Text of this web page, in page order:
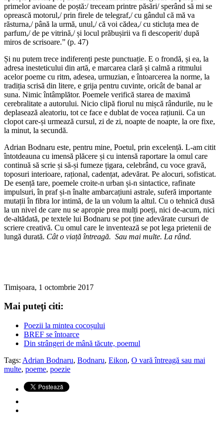
primelor avioane de poștă:/ treceam printre păsări/ sperând să mi se
oprească motorul,/ prin firele de telegraf,/ cu gândul că mă va
răsturna,/ până la urmă, unul,/ că voi cădea,/ cu sticluța mea de
parfum,/ de pe vitrină,/ și locul prăbușirii va fi descoperit/ după
miros de scrisoare.” (p. 47)
Și nu putem trece indiferenți peste punctuație. E o frondă, și ea, la
adresa inesteticului din artă, e marcarea clară și calmă a ritmului
acelor poeme cu ritm, adesea, urmuzian, e întoarcerea la norme, la
tradiția scrisă din litere, e grija pentru cuvinte, oricât de banal ar
suna. Nimic întâmplător. Poemele verifică starea de maximă
cerebralitate a autorului. Nicio clipă fiorul nu mișcă rândurile, nu le
deplasează aleatoriu, tot ce face e dublat de vocea rațiunii. Ca un
clopot care-și urmează cursul, zi de zi, noapte de noapte, la ore fixe,
la minut, la secundă.
Adrian Bodnaru este, pentru mine, Poetul, prin excelență. L-am citit
întotdeauna cu imensă plăcere și cu intensă raportare la omul care
continuă să scrie și să-și fumeze țigara, celebrând, cu voce gravă,
toposuri interioare, rațional, cadențat, adevărat. Pe alocuri, sofisticat.
De esență tare, poemele croite-n urban și-n sintactice, rafinate
impulsuri, în praf și-n înalte ambarcațiuni astrale, suferă importante
mutații în fibra lor intimă, de la un volum la altul. Cu o tehnică dusă
la un nivel de care nu se apropie prea mulți poeți, nici de-acum, nici
de-altădată, pe textele lui Bodnaru se pot ține adevărate cursuri de
scriere creativă. Cu omul care le inventează se pot lega prietenii de
lungă durată. Cât o viață întreagă. Sau mai multe. La rând.
Timișoara, 1 octombrie 2017
Mai puteţi citi:
Poezii la mintea cocoșului
BREF se întoarce
Din strângeri de mână tăcute, poemul
Tags: Adrian Bodnaru, Bodnaru, Eikon, O vară întreagă sau mai
multe, poeme, poezie